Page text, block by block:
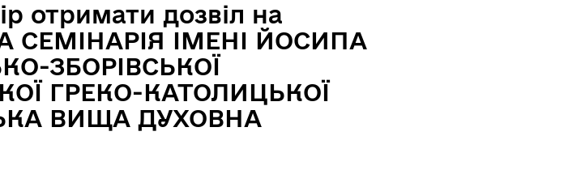
отримати дозвіл на
СЕМІНАРІЯ ІМЕНІ ЙОСИПА
ЗБОРІВСЬКОЇ
ГРЕКО-КАТОЛИЦЬКОЇ
ВИЩА ДУХОВНА